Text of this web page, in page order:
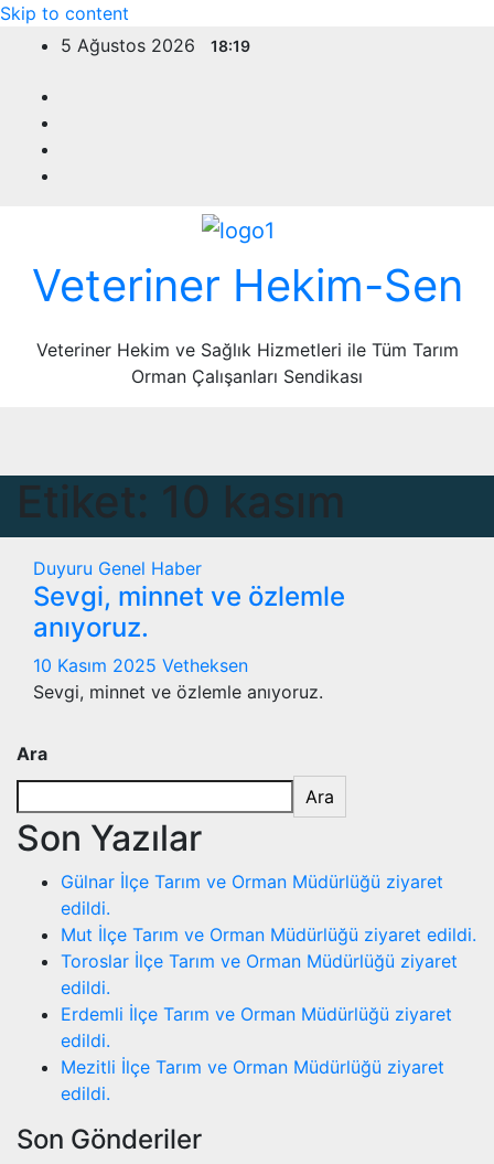
Skip to content
5 Ağustos 2026
18:19
Veteriner Hekim-Sen
Veteriner Hekim ve Sağlık Hizmetleri ile Tüm Tarım
Orman Çalışanları Sendikası
Etiket: 10 kasım
Duyuru Genel Haber
Sevgi, minnet ve özlemle
anıyoruz.
10 Kasım 2025 Vetheksen
Sevgi, minnet ve özlemle anıyoruz.
Ara
Ara
Son Yazılar
Gülnar İlçe Tarım ve Orman Müdürlüğü ziyaret
edildi.
Mut İlçe Tarım ve Orman Müdürlüğü ziyaret edildi.
Toroslar İlçe Tarım ve Orman Müdürlüğü ziyaret
edildi.
Erdemli İlçe Tarım ve Orman Müdürlüğü ziyaret
edildi.
Mezitli İlçe Tarım ve Orman Müdürlüğü ziyaret
edildi.
Son Gönderiler